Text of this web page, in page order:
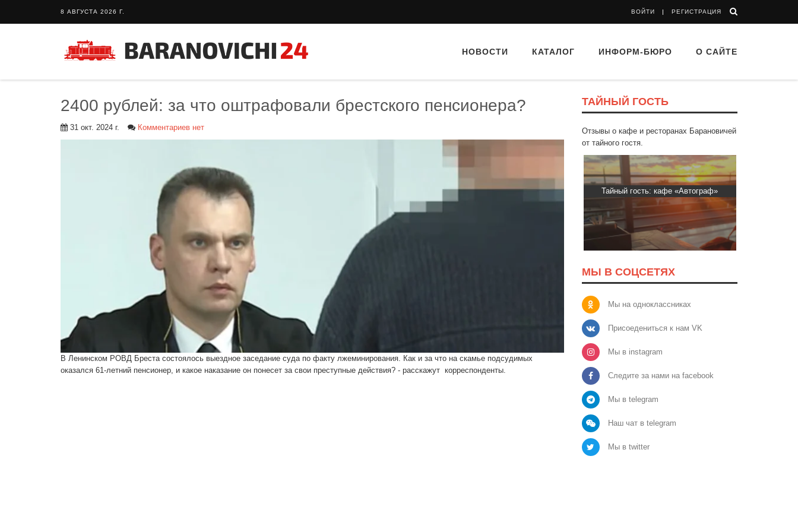
8 АВГУСТА 2026 Г. ВОЙТИ РЕГИСТРАЦИЯ
НОВОСТИ КАТАЛОГ ИНФОРМ-БЮРО О САЙТЕ
2400 рублей: за что оштрафовали брестского пенсионера?
31 окт. 2024 г. Комментариев нет
В Ленинском РОВД Бреста состоялось выездное заседание суда по факту лжеминирования. Как и за что на скамье подсудимых
оказался 61-летний пенсионер, и какое наказание он понесет за свои преступные действия? - расскажут корреспонденты.
ТАЙНЫЙ ГОСТЬ
Отзывы о кафе и ресторанах Барановичей
от тайного гостя.
Тайный гость: кафе «Автограф» Тайный гость: Гастропаб “Drova”
МЫ В СОЦСЕТЯХ
Мы на одноклассниках
Присоедениться к нам VK
Мы в instagram
Следите за нами на facebook
Мы в telegram
Наш чат в telegram
Мы в twitter